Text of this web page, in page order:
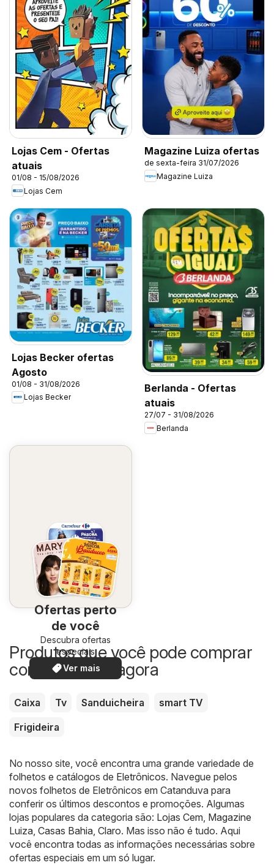
Lojas Cem - Ofertas
atuais
01/08 - 15/08/2026
Lojas Cem
Magazine Luiza ofertas
de sexta-feira 31/07/2026
Magazine Luiza
Lojas Becker ofertas
Agosto
01/08 - 31/08/2026
Lojas Becker
Berlanda - Ofertas
atuais
27/07 - 31/08/2026
Berlanda
Ofertas perto
de você
Descubra ofertas
especiais
Ver mais
Produtos que você pode comprar
com desconto agora
Caixa Tv Sanduicheira
smart TV
Frigideira
No nosso site, você encontra uma grande variedade de
folhetos e catálogos de Eletrônicos. Navegue pelos
novos folhetos de Eletrônicos em Catanduva para
conferir os últimos descontos e promoções. Algumas
lojas populares da categoria são: Lojas Cem, Magazine
Luiza, Casas Bahia, Claro. Mas isso não é tudo. Aqui
você encontra todas as informações necessárias sobre
ofertas especiais em um só lugar.